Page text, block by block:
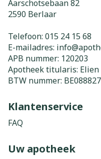
Aarschotsebaan 82
2590 Berlaar
Telefoon: 015 24 15 68
E-mailadres: info@
APB nummer: 120203
Apotheek titularis: Elien
BTW nummer:
Klantenservice
FAQ
Uw apotheek